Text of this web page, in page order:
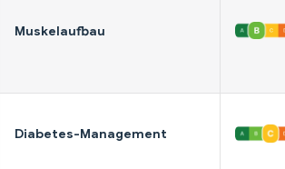
Muskelaufbau
Diabetes-Management